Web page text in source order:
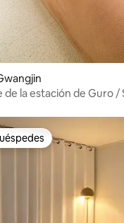
de la estación de Guro /
/ Almacenaje de